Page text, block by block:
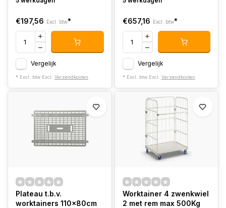
€197,56 Excl. btw*
Vergelijk
* Excl. btw Excl. Verzendkosten
€657,16 Excl. btw*
Vergelijk
* Excl. btw Excl. Verzendkosten
Plateau t.b.v.
worktainers 110x80cm
Worktainer 4 zwenkwiel
2 met rem max 500Kg